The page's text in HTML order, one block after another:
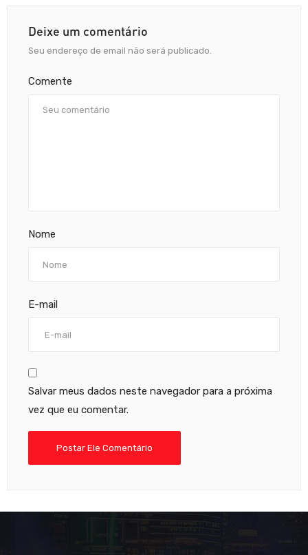
Deixe um comentário
Seu endereço de email não será publicado.
Comente
Nome
E-mail
Salvar meus dados neste navegador para a próxima
vez que eu comentar.